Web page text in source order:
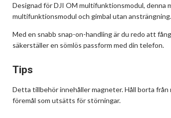
Designad för DJI OM multifunktionsmodul, denna
multifunktionsmodul och gimbal utan ansträngning.
Med en snabb snap-on-handling är du redo att
säkerställer en sömlös passform med din telefon.
Tips
Detta tillbehör innehåller magneter. Håll borta
föremål som utsätts för störningar.